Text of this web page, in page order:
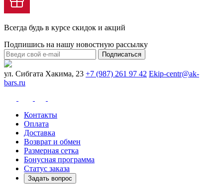
Всегда будь в курсе скидок и акций
Подпишись на нашу новостную рассылку
Подписаться
ул. Сибгата Хакима, 23 +7 (987) 261 97 42 Ekip-centr@ak-
bars.ru
Контакты
Оплата
Доставка
Возврат и обмен
Размерная сетка
Бонусная программа
Статус заказа
Задать вопрос